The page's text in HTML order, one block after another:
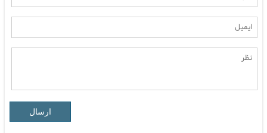
ارسال